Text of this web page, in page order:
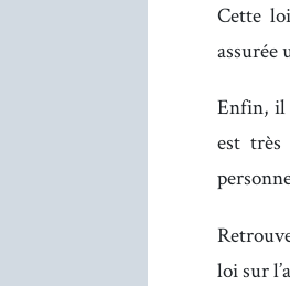
Cette
assurée
Enfin, il
est très
loi sur